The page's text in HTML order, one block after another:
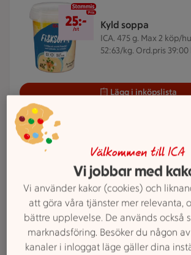
Kyld soppa
ICA. 475 g. Max 2 köp/
52:63/kg. Ord.pris 39:00
25 kr/st
25:-
/st
Lägg i inköpslista
ICAs reklamfilmer
Ädelost
Kvibille. 140 g. Jmfpris
32:65 kr.
25 kr/st
25:-
/st
Välkommen till ICA
Vi jobbar med
Vi använder kakor (cookies) och
att göra våra tjänster mer relevanta,
bättre upplevelse. De används också
marknadsföring. Besöker du någon
kanaler i inloggat läge gäller dina